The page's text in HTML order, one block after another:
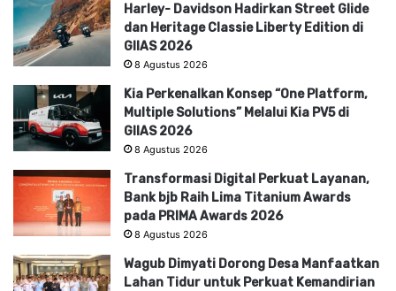
Harley- Davidson Hadirkan Street Glide
dan Heritage Classie Liberty Edition di
GIIAS 2026
8 Agustus 2026
Kia Perkenalkan Konsep “One Platform,
Multiple Solutions” Melalui Kia PV5 di
GIIAS 2026
8 Agustus 2026
Transformasi Digital Perkuat Layanan,
Bank bjb Raih Lima Titanium Awards
pada PRIMA Awards 2026
8 Agustus 2026
Wagub Dimyati Dorong Desa Manfaatkan
Lahan Tidur untuk Perkuat Kemandirian